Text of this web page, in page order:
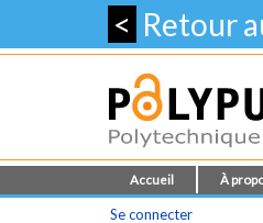
< Retour
Accueil À
Se connecter